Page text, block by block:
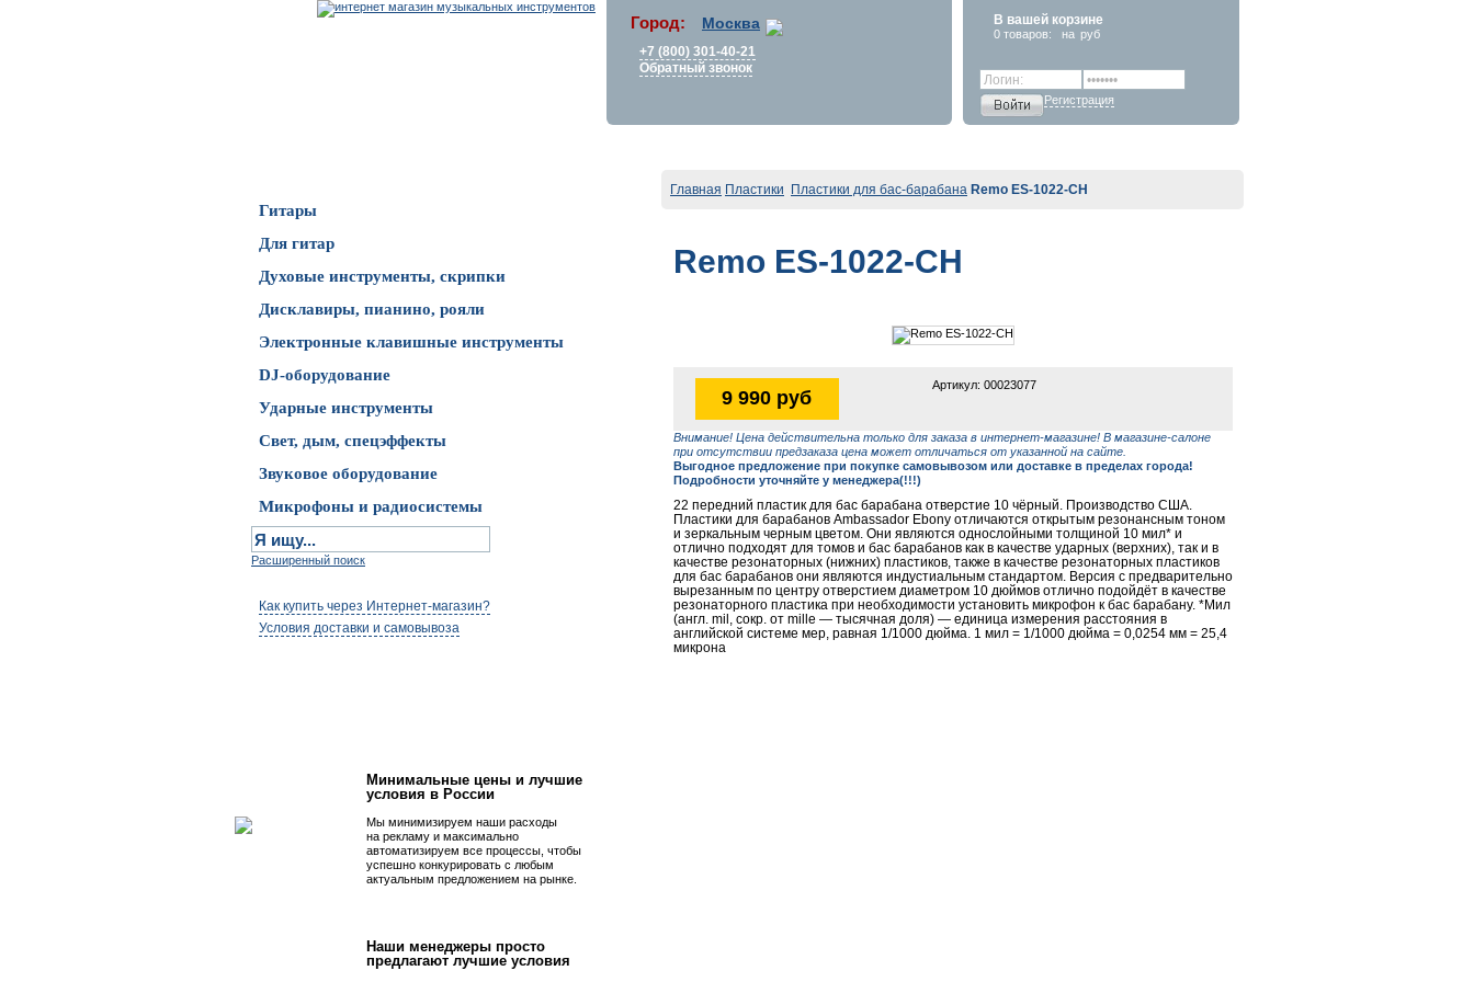
Город: Москва
+7 (800) 301-40-21
Обратный звонок
В вашей корзине
0 товаров: на руб
Регистрация
Гитары
Для гитар
Духовые инструменты, скрипки
Дисклавиры, пианино, рояли
Электронные клавишные инструменты
DJ-оборудование
Ударные инструменты
Свет, дым, спецэффекты
Звуковое оборудование
Микрофоны и радиосистемы
Расширенный поиск
Как купить через Интернет-магазин?
Условия доставки и самовывоза
Минимальные цены и лучшие
условия в России
Мы минимизируем наши расходы
на рекламу и максимально
автоматизируем все процессы, чтобы
успешно конкурировать с любым
актуальным предложением на рынке.
Наши менеджеры просто
предлагают лучшие условия
Главная Пластики Пластики для бас-барабана Remo ES-1022-CH
Remo ES-1022-CH
9 990 руб
Артикул: 00023077
Внимание! Цена действительна только для заказа в интернет-магазине! В магазине-салоне
при отсутствии предзаказа цена может отличаться от указанной на сайте.
Выгодное предложение при покупке самовывозом или доставке в пределах города!
Подробности уточняйте у менеджера(!!!)
22 передний пластик для бас барабана отверстие 10 чёрный. Производство США.
Пластики для барабанов Ambassador Ebony отличаются открытым резонансным тоном
и зеркальным черным цветом. Они являются однослойными толщиной 10 мил* и
отлично подходят для томов и бас барабанов как в качестве ударных (верхних), так и в
качестве резонаторных (нижних) пластиков, также в качестве резонаторных пластиков
для бас барабанов они являются индустиальным стандартом. Версия с предварительно
вырезанным по центру отверстием диаметром 10 дюймов отлично подойдёт в качестве
резонаторного пластика при необходимости установить микрофон к бас барабану. *Мил
(англ. mil, сокр. от mille — тысячная доля) — единица измерения расстояния в
английской системе мер, равная 1/1000 дюйма. 1 мил = 1/1000 дюйма = 0,0254 мм = 25,4
микрона